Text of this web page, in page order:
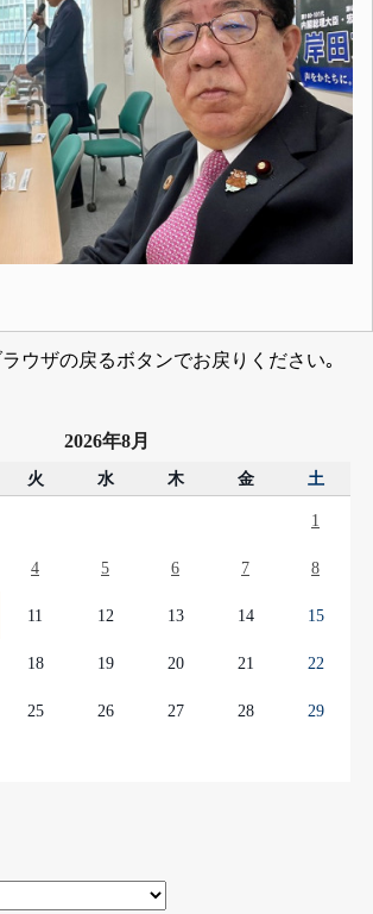
ウザの戻るボタンでお戻りください｡
2026年8月
火 水 木 金 土
1
4 5 6 7 8
11 12 13 14 15
18 19 20 21 22
25 26 27 28 29